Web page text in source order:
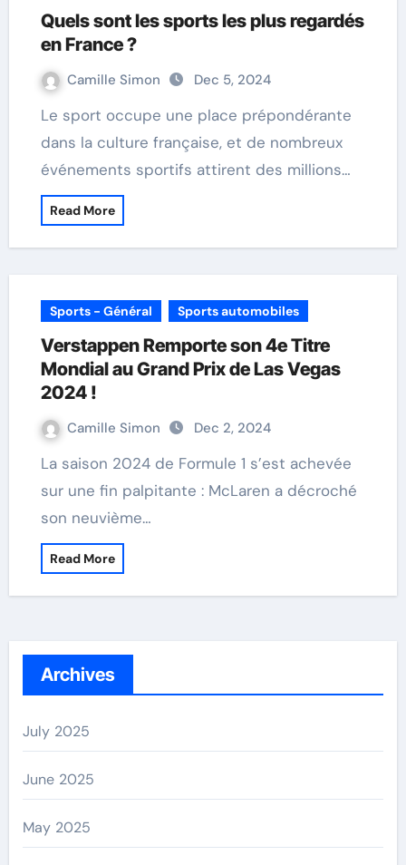
Quels sont les sports les plus regardés
en France ?
Camille Simon Dec 5, 2024
Le sport occupe une place prépondérante
dans la culture française, et de nombreux
événements sportifs attirent des millions…
Read More
Sports - Général Sports automobiles
Verstappen Remporte son 4e Titre
Mondial au Grand Prix de Las Vegas
2024 !
Camille Simon Dec 2, 2024
La saison 2024 de Formule 1 s’est achevée
sur une fin palpitante : McLaren a décroché
son neuvième…
Read More
Archives
July 2025
June 2025
May 2025